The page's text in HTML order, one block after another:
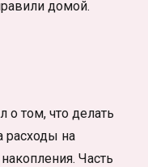
домой.
о том, что делать
расходы на
Часть